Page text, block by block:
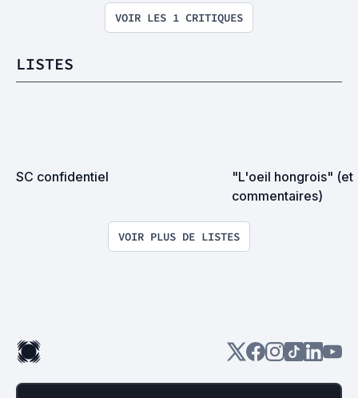
VOIR LES 1 CRITIQUES
LISTES
SC confidentiel
"L'oeil hongrois" (et
commentaires)
VOIR PLUS DE LISTES